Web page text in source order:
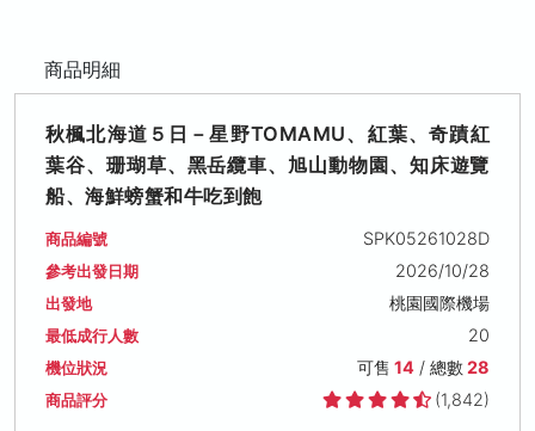
商品明細
秋楓北海道５日－星野TOMAMU、紅葉、奇蹟紅
葉谷、珊瑚草、黑岳纜車、旭山動物園、知床遊覽
船、海鮮螃蟹和牛吃到飽
商品編號 SPK05261028D
參考出發日期 2026/10/28
出發地 桃園國際機場
最低成行人數 20
機位狀況 可售 14/ 總數28
商品評分 (1,842)